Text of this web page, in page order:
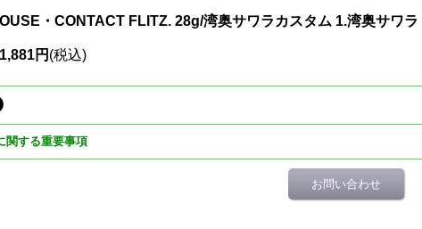
・CONTACT FLITZ. 28g/湾奥サワラカスタム 1.湾奥サワラ
1,881円 (税込)
関する重要事項
お問い合わせ